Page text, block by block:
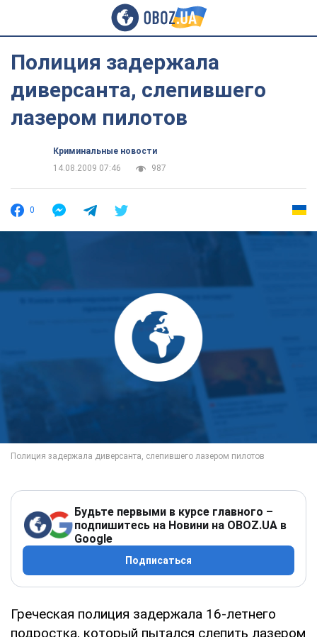
Полиция задержала
диверсанта, слепившего
лазером пилотов
Криминальные новости
14.08.2009 07:46
987
0
Будьте первыми в курсе главного –
подпишитесь на Новини на OBOZ.UA в
Google
Подписаться
Греческая полиция задержала 16-летнего
подростка, который пытался слепить лазером